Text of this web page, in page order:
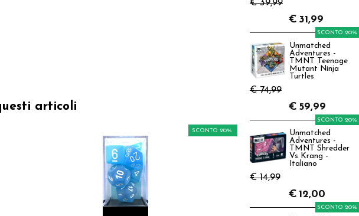
articoli
SCONTO 20%
€ 39,99
€ 31,99
Unmatched
Adventures -
TMNT Teenage
Mutant Ninja
Turtles
€ 74,99
SCONTO 20%
€ 59,99
Unmatched
Adventures -
TMNT Shredder
Vs Krang -
Italiano
€ 14,99
SCONTO 20%
€ 12,00
SCONTO 20%